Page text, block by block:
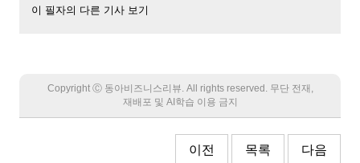
이 필자의 다른 기사 보기
Copyright Ⓒ 동아비즈니스리뷰. All rights reserved. 무단 전재,
재배포 및 AI학습 이용 금지
이전 목록 다음